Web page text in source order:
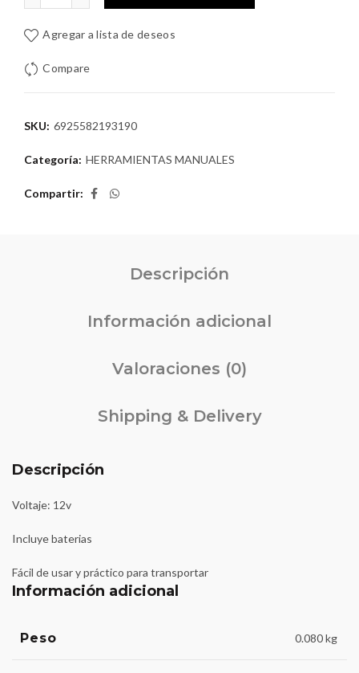
Agregar a lista de deseos
Compare
SKU: 6925582193190
Categoría: HERRAMIENTAS MANUALES
Compartir
Descripción
Información adicional
Valoraciones (0)
Shipping & Delivery
Descripción
Voltaje: 12v
Incluye baterias
Fácil de usar y práctico para transportar
Información adicional
Peso 0.080 kg